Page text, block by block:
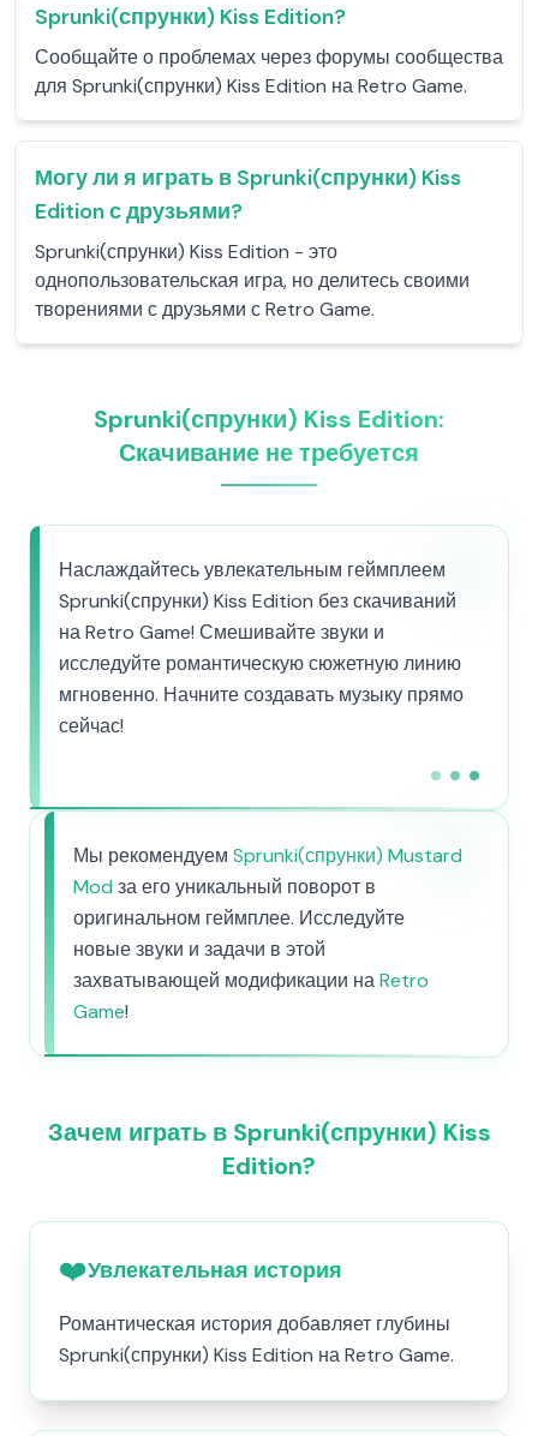
Sprunki(спрунки) Kiss Edition?
Сообщайте о проблемах через форумы сообщества
для Sprunki(спрунки) Kiss Edition на Retro Game.
Могу ли я играть в Sprunki(спрунки) Kiss
Edition с друзьями?
Sprunki(спрунки) Kiss Edition - это
однопользовательская игра, но делитесь своими
творениями с друзьями с Retro Game.
Sprunki(спрунки) Kiss Edition:
Скачивание не требуется
Наслаждайтесь увлекательным геймплеем
Sprunki(спрунки) Kiss Edition без скачиваний
на Retro Game! Смешивайте звуки и
исследуйте романтическую сюжетную линию
мгновенно. Начните создавать музыку прямо
сейчас!
Мы рекомендуем Sprunki(спрунки) Mustard
Mod за его уникальный поворот в
оригинальном геймплее. Исследуйте
новые звуки и задачи в этой
захватывающей модификации наRetro
Game!
Зачем играть в Sprunki(спрунки) Kiss
Edition?
❤️Увлекательная история
Романтическая история добавляет глубины
Sprunki(спрунки) Kiss Edition на Retro Game.